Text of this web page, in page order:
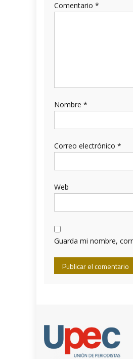
Comentario *
Nombre *
Correo electrónico *
Web
Guarda mi nombre,